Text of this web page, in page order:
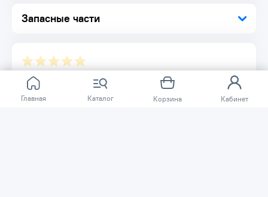
Главная Каталог Корзина Кабинет
Запасные части
Отзывов ещё нет.
Расскажите о товаре, который приобрели у нас.